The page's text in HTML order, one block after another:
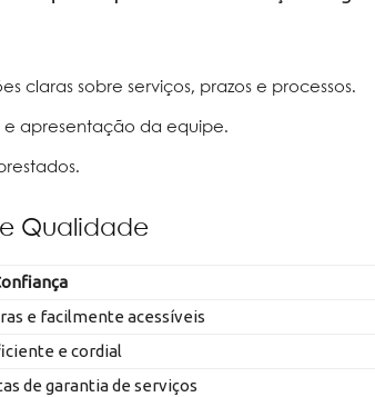
claras sobre serviços, prazos e processos.
apresentação da equipe.
Qualidade
e facilmente acessíveis
e cordial
de garantia de serviços